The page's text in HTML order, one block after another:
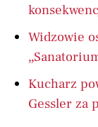
Widzowie
Kucharz
Gessler za